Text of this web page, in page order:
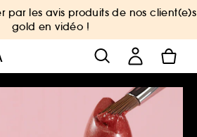
par les avis produits de nos client(e)s
gold en vidéo !